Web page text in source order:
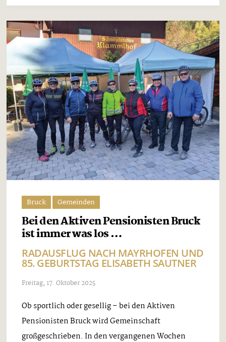
Bruck Gemeinden
Bei den Aktiven Pensionisten Bruck
ist immer was los …
RADAUSFLUG NACH MAYRHOFEN UND
85. GEBURTSTAG ELISABETH SAUTNER
Freitag, 17. Oktober 2025
Ob sportlich oder gesellig – bei den Aktiven
Pensionisten Bruck wird Gemeinschaft
großgeschrieben. In den vergangenen Wochen